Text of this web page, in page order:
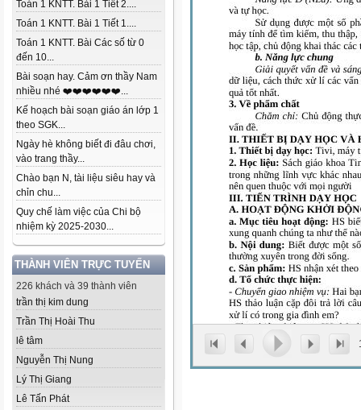
Toán 1 KNTT. Bài 1 Tiết 2....
Toán 1 KNTT. Bài 1 Tiết 1....
Toán 1 KNTT. Bài Các số từ 0
đến 10...
Bài soạn hay. Cảm ơn thầy Nam
nhiều nhé ❤️❤️❤️❤️❤️❤️...
Kế hoạch bài soạn giáo án lớp 1
theo SGK...
Ngày hè không biết đi đâu chơi,
vào trang thầy...
Chào bạn N, tài liệu siêu hay và
chỉn chu...
Quy chế làm việc của Chi bộ
nhiệm kỳ 2025-2030...
THÀNH VIÊN TRỰC TUYẾN
226 khách và 39 thành viên
trần thị kim dung
Trần Thị Hoài Thu
lê tâm
Nguyễn Thị Nung
Lý Thị Giang
Lê Tấn Phát